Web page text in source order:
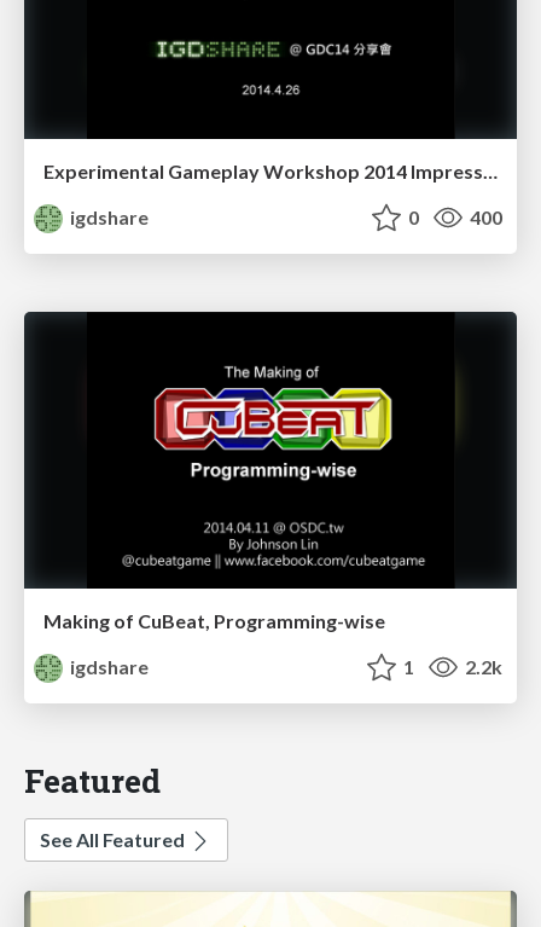
Experimental Gameplay Workshop 2014 Impressions
igdshare
0 400
Making of CuBeat, Programming-wise
igdshare
1 2.2k
Featured
See All Featured